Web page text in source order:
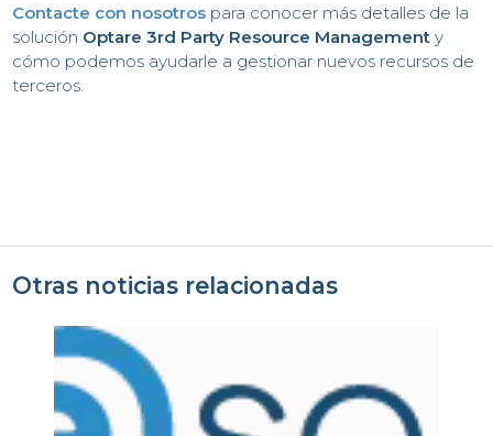
Contacte con nosotros para conocer más detalles de la
solución Optare 3rd Party Resource Managementy
cómo podemos ayudarle a gestionar nuevos recursos de
terceros.
Otras noticias relacionadas